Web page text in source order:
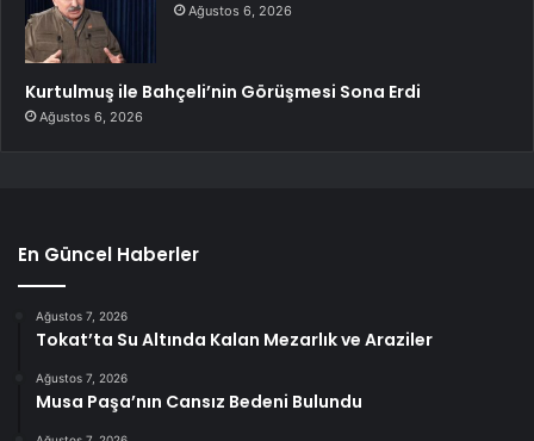
Ağustos 6, 2026
Kurtulmuş ile Bahçeli’nin Görüşmesi Sona Erdi
Ağustos 6, 2026
En Güncel Haberler
Ağustos 7, 2026
Tokat’ta Su Altında Kalan Mezarlık ve Araziler
Ağustos 7, 2026
Musa Paşa’nın Cansız Bedeni Bulundu